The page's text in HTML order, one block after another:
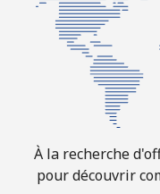
À la recherche
pour découvrir